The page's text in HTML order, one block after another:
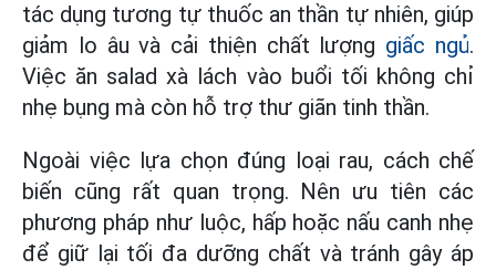
tác dụng tương tự thuốc an thần tự nhiên, giúp
giảm lo âu và cải thiện chất lượng giấc ngủ.
Việc ăn salad xà lách vào buổi tối không chỉ
nhẹ bụng mà còn hỗ trợ thư giãn tinh thần.
Ngoài việc lựa chọn đúng loại rau, cách chế
biến cũng rất quan trọng. Nên ưu tiên các
phương pháp như luộc, hấp hoặc nấu canh nhẹ
để giữ lại tối đa dưỡng chất và tránh gây áp